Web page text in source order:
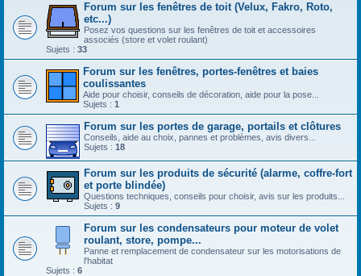
Forum sur les fenêtres de toit (Velux, Fakro, Roto,
etc...)
Posez vos questions sur les fenêtres de toit et accessoires
associés (store et volet roulant)
Sujets : 33
Forum sur les fenêtres, portes-fenêtres et baies
coulissantes
Aide pour choisir, conseils de décoration, aide pour la pose...
Sujets : 1
Forum sur les portes de garage, portails et clôtures
Conseils, aide au choix, pannes et problèmes, avis divers...
Sujets : 18
Forum sur les produits de sécurité (alarme, coffre-fort
et porte blindée)
Questions techniques, conseils pour choisir, avis sur les produits...
Sujets : 9
Forum sur les condensateurs pour moteur de volet
roulant, store, pompe...
Panne et remplacement de condensateur sur les motorisations de
l'habitat
Sujets : 6